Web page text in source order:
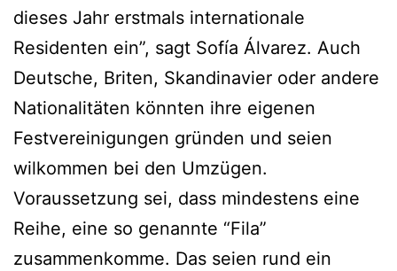
dieses Jahr erstmals internationale
Residenten ein”, sagt Sofía Álvarez. Auch
Deutsche, Briten, Skandinavier oder andere
Nationalitäten könnten ihre eigenen
Festvereinigungen gründen und seien
wilkommen bei den Umzügen.
Voraussetzung sei, dass mindestens eine
Reihe, eine so genannte “Fila”
zusammenkomme. Das seien rund ein